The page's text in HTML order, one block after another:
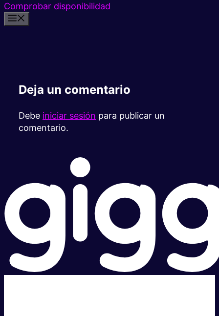
Comprobar disponibilidad
Deja un comentario
Debe iniciar sesión para publicar un
comentario.